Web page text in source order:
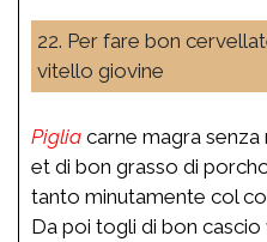
22. Per fare bon
vitello giovine
Piglia carne magra
et di bon grasso di
tanto minutamente col
Da poi togli di bon